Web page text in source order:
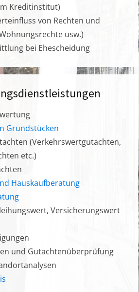
Kreditinstitut)
von Rechten und
usw.)
bei Ehescheidung
Grundstücken
(Verkehrswertgutachten,
etc.)
Hauskaufberatung
Versicherungswert
und Gutachtenüberprüfung